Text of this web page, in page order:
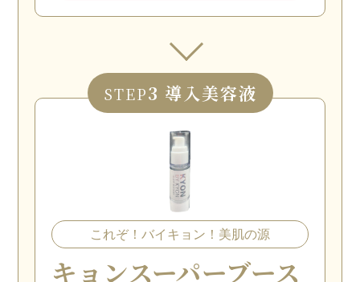
STEP3 導入美容液
これぞ！バイキョン！美肌の源
キョンスーパーブース